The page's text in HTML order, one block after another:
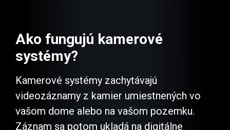
Ako fungujú kamerové
systémy?
Kamerové systémy zachytávajú
videozáznamy z kamier umiestnených vo
vašom dome alebo na vašom pozemku.
Záznam sa potom ukladá na digitálne